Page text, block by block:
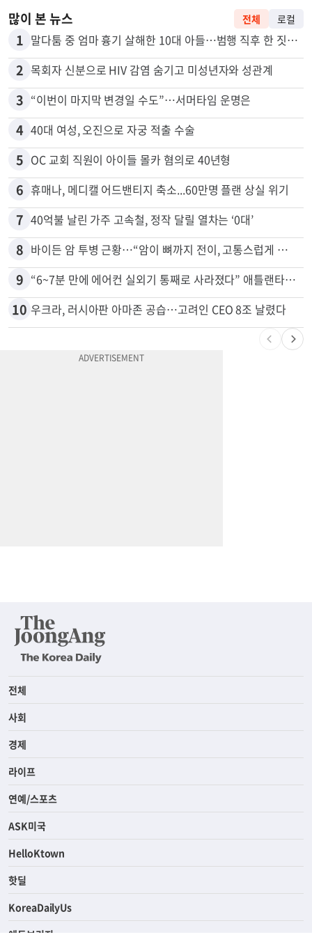
많이 본 뉴스 전체 로컬
1 말다툼 중 엄마 흉기 살해한 10대 아들…범행 직후 한 짓 충격
2 목회자 신분으로 HIV 감염 숨기고 미성년자와 성관계
3 “이번이 마지막 변경일 수도”…서머타임 운명은
4 40대 여성, 오진으로 자궁 적출 수술
5 OC 교회 직원이 아이들 몰카 혐의로 40년형
6 휴매나, 메디캘 어드밴티지 축소...60만명 플랜 상실 위기
7 40억불 날린 가주 고속철, 정작 달릴 열차는 ‘0대’
8 바이든 암 투병 근황…“암이 뼈까지 전이, 고통스럽게 투병 중”
9 “6~7분 만에 에어컨 실외기 통째로 사라졌다” 애틀랜타서 실외기 도난 급증
10 우크라, 러시아판 아마존 공습…고려인 CEO 8조 날렸다
전체
사회
경제
라이프
연예/스포츠
ASK미국
HelloKtown
핫딜
KoreaDailyUs